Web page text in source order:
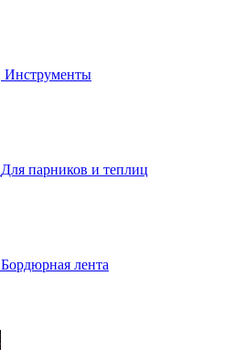
Инструменты
Для парников и теплиц
Бордюрная лента